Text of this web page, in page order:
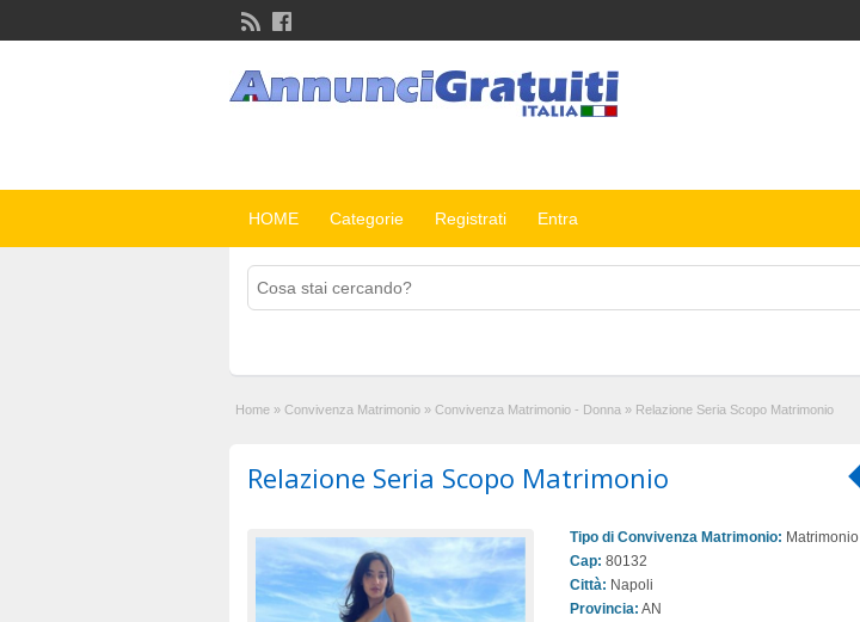
HOME Categorie Registrati Entra
Home » Convivenza Matrimonio » Convivenza Matrimonio - Donna » Relazione Seria Scopo Matrimonio
Relazione Seria Scopo Matrimonio
Tipo di Convivenza Matrimonio: Matrimonio
Cap: 80132
Città: Napoli
Provincia: AN